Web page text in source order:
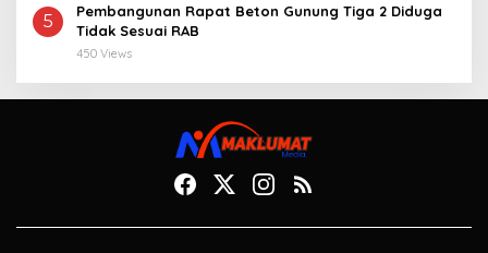
5
Pembangunan Rapat Beton Gunung Tiga 2 Diduga
Tidak Sesuai RAB
450 Views